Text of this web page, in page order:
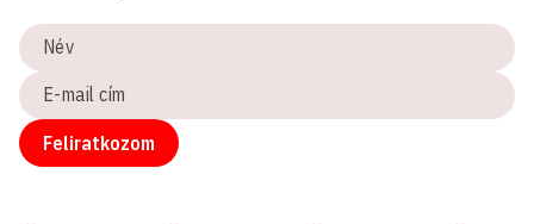
Név
E-
mail
cím
Feliratkozom